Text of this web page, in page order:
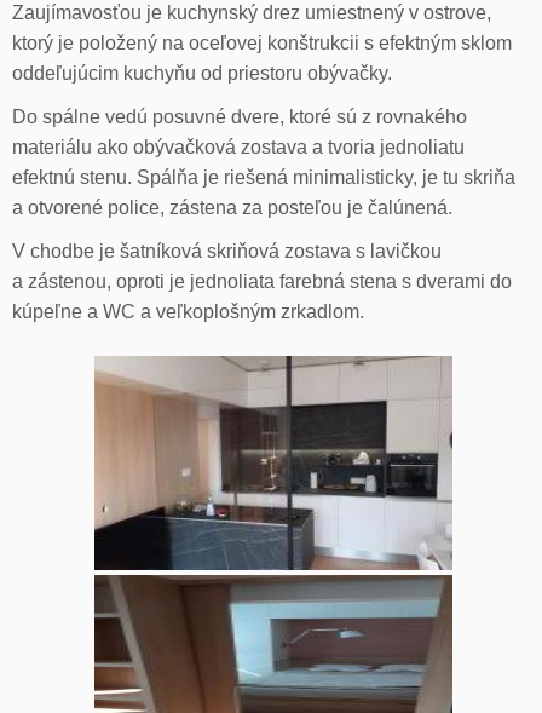
Zaujímavosťou je kuchynský drez umiestnený v ostrove,
ktorý je položený na oceľovej konštrukcii s efektným sklom
oddeľujúcim kuchyňu od priestoru obývačky.
Do spálne vedú posuvné dvere, ktoré sú z rovnakého
materiálu ako obývačková zostava a tvoria jednoliatu
efektnú stenu. Spálňa je riešená minimalisticky, je tu skriňa
a otvorené police, zástena za posteľou je čalúnená.
V chodbe je šatníková skriňová zostava s lavičkou
a zástenou, oproti je jednoliata farebná stena s dverami do
kúpeľne a WC a veľkoplošným zrkadlom.